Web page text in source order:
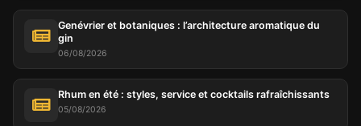
Genévrier et botaniques : l’architecture aromatique du
gin
06/08/2026
Rhum en été : styles, service et cocktails rafraîchissants
05/08/2026